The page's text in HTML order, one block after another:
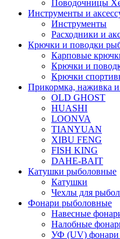
Поводочницы
Инструменты и
Инструменты
Расходники и
Крючки и поводки
Карповые
Крючки и
Крючки
Прикормка, наживка и
OLD GHOST
HUASHI
LOONVA
TIANYUAN
XIBU FENG
FISH KING
DAHE-BAIT
Катушки рыболовные
Катушки
Чехлы для
Фонари рыболовные
Навесные
Налобные
УФ (UV) фонари